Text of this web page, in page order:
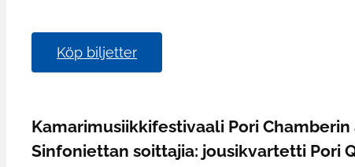
Köp biljetter
Kamarimusiikkifestivaali Pori
Sinfoniettan soittajia: jousikvartetti Pori